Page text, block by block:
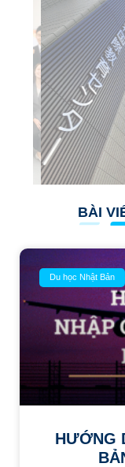
BÀI
Du học Nhật Bản
HƯỚNG